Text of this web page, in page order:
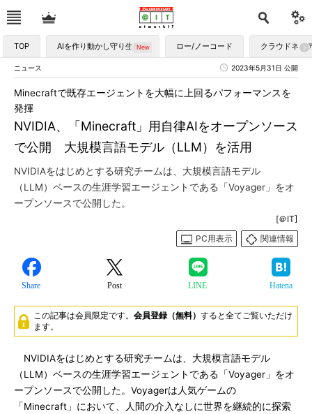
TOP AIを作り動かし守り生かす ロー/ノーコード クラウドネイ
ニュース 2023年5月31日 公開
NVIDIA、「Minecraft」用自律AIをオープンソース
で公開 大規模言語モデル（LLM）を活用
Minecraftで既存エージェントを大幅に上回るパフォーマンスを
発揮
NVIDIAをはじめとする研究チームは、大規模言語モデル
（LLM）ベースの生涯学習エージェントである「Voyager」をオ
ープンソースで公開した。
[＠IT]
PC用表示
関連情報
Share Post LINE Hatena
この記事は会員限定です。 会員登録（無料） すると全てご覧いただけ
ます。
NVIDIAをはじめとする研究チームは、大規模言語モデル
（LLM）ベースの生涯学習エージェントである「Voyager」をオ
ープンソースで公開した。Voyagerは人気ゲームの
「Minecraft」において、人間の介入なしに世界を継続的に探索